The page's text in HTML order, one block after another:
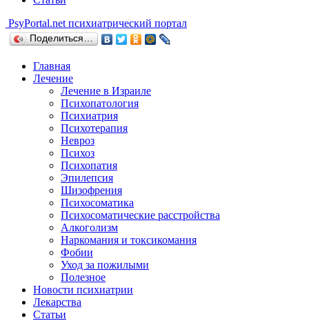
PsyPortal.net психиатрический портал
Поделиться…
Главная
Лечение
Лечение в Израиле
Психопатология
Психиатрия
Психотерапия
Невроз
Психоз
Психопатия
Эпилепсия
Шизофрения
Психосоматика
Психосоматические расстройства
Алкоголизм
Наркомания и токсикомания
Фобии
Уход за пожилыми
Полезное
Новости психиатрии
Лекарства
Статьи